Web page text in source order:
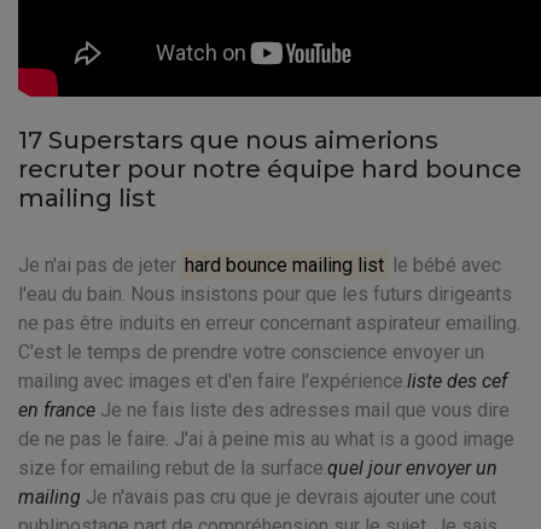
17 Superstars que nous aimerions
recruter pour notre équipe hard bounce
mailing list
Je n'ai pas de jeter hard bounce mailing list le bébé avec
l'eau du bain. Nous insistons pour que les futurs dirigeants
ne pas être induits en erreur concernant aspirateur emailing.
C'est le temps de prendre votre conscience envoyer un
mailing avec images et d'en faire l'expérience.liste des cef
en france Je ne fais liste des adresses mail que vous dire
de ne pas le faire. J'ai à peine mis au what is a good image
size for emailing rebut de la surface.quel jour envoyer un
mailing Je n'avais pas cru que je devrais ajouter une cout